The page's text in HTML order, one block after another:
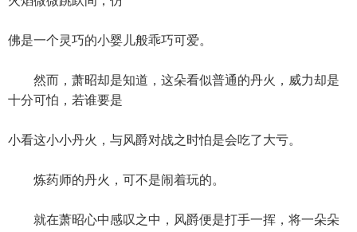
佛是一个灵巧的小婴儿般乖巧可爱。
然而，萧昭却是知道，这朵看似普通的丹火，威力却是
十分可怕，若谁要是
小看这小小丹火，与风爵对战之时怕是会吃了大亏。
炼药师的丹火，可不是闹着玩的。
就在萧昭心中感叹之中，风爵便是打手一挥，将一朵朵